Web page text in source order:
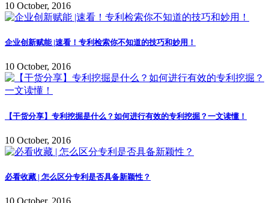
10 October, 2016
企业创新赋能 |速看！专利检索你不知道的技巧和妙用！
10 October, 2016
【干货分享】专利挖掘是什么？如何进行有效的专利挖掘？一文读懂！
10 October, 2016
必看收藏 | 怎么区分专利是否具备新颖性？